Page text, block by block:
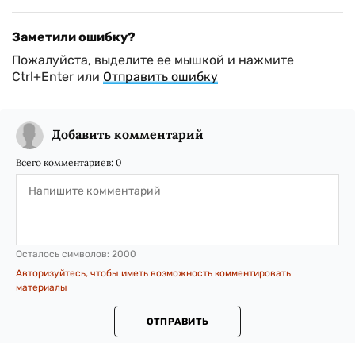
Заметили ошибку?
Пожалуйста, выделите ее мышкой и нажмите
Ctrl+Enter или Отправить ошибку
Добавить комментарий
Всего комментариев: 0
Осталось символов: 2000
Авторизуйтесь, чтобы иметь возможность комментировать
материалы
ОТПРАВИТЬ